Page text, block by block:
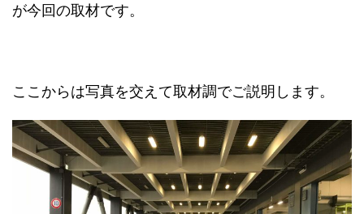
が今回の取材です。
ここからは写真を交えて取材調でご説明します。